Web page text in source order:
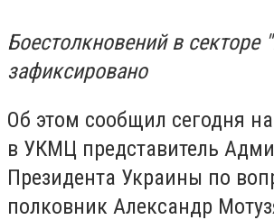
Боестолкновений в секторе
зафиксировано
Об этом сообщил сегодня
в УКМЦ представитель
Президента Украины по
полковник Александр